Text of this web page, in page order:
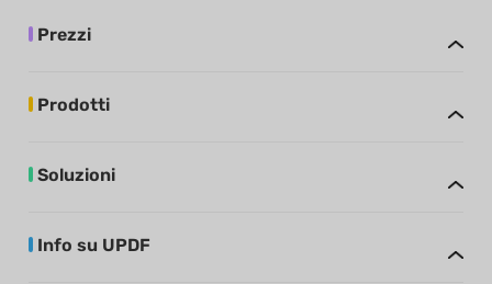
Prezzi
Prodotti
Soluzioni
Info su UPDF